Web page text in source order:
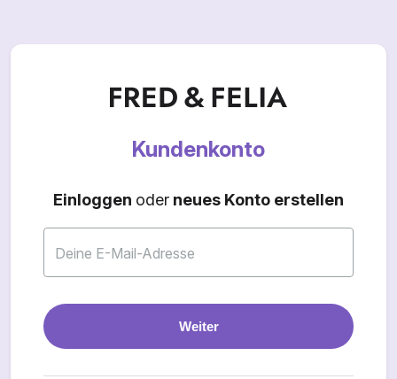
Kundenkonto
Einloggen oder neues Konto erstellen
Deine E-Mail-Adresse